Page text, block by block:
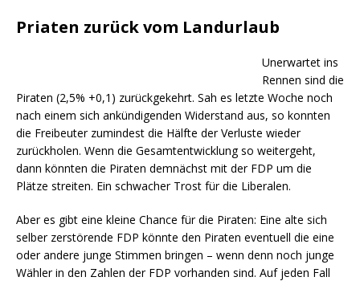
Priaten zurück vom Landurlaub
Unerwartet ins
Rennen sind die
Piraten (2,5% +0,1) zurückgekehrt. Sah es letzte Woche noch
nach einem sich ankündigenden Widerstand aus, so konnten
die Freibeuter zumindest die Hälfte der Verluste wieder
zurückholen. Wenn die Gesamtentwicklung so weitergeht,
dann könnten die Piraten demnächst mit der FDP um die
Plätze streiten. Ein schwacher Trost für die Liberalen.
Aber es gibt eine kleine Chance für die Piraten: Eine alte sich
selber zerstörende FDP könnte den Piraten eventuell die eine
oder andere junge Stimmen bringen – wenn denn noch junge
Wähler in den Zahlen der FDP vorhanden sind. Auf jeden Fall